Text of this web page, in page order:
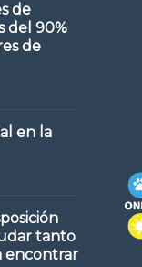
de
del 90%
de
en la
tanto
encontrar